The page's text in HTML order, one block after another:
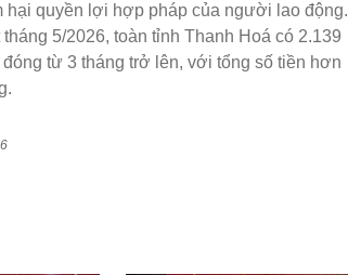
hại quyền lợi hợp pháp của người lao động.
5/2026, toàn tỉnh Thanh Hoá có 2.139
từ 3 tháng trở lên, với tổng số tiền hơn